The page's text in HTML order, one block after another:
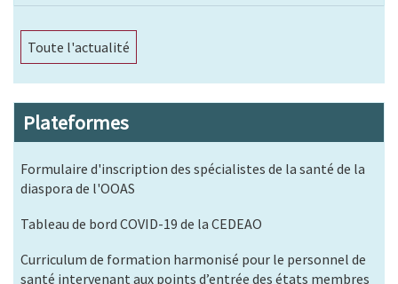
Toute l'actualité
Plateformes
Formulaire d'inscription des spécialistes de la santé de la
diaspora de l'OOAS
Tableau de bord COVID-19 de la CEDEAO
Curriculum de formation harmonisé pour le personnel de
santé intervenant aux points d’entrée des états membres